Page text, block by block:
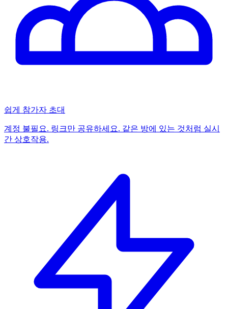
쉽게 참가자 초대
계정 불필요. 링크만 공유하세요. 같은 방에 있는 것처럼 실시
간 상호작용.